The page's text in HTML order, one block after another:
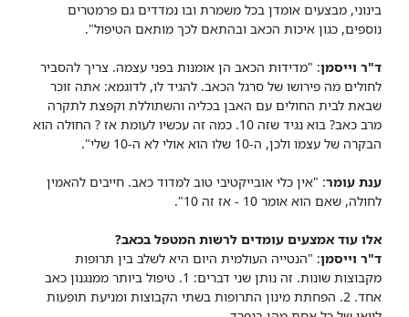
בינוני, מבצעים אומדן בכל משמרת ובו נמדדים גם פרמטרים
נוספים, כגון איכות הכאב ובהתאם לכך מותאם הטיפול".
ד"ר וייסמן: "מדידות הכאב הן אומנות בפני עצמה. צריך להסביר
לחולים מה פירושו של סרגל הכאב. להגיד לו, לדוגמא: אתה זוכר
שבאת לבית החולים עם האבן בכליה והשתוללת וקפצת לתקרה
מרב כאב? בוא נגיד שזה 10. כמה זה עכשיו לעומת אז ? החולה הוא
הבקרה של עצמו ולכן, ה-10 שלו הוא אולי לא ה-10 שלי".
ענת עומר: "אין כלי אובייקטיבי טוב למדוד כאב. חייבים להאמין
לחולה, שאם הוא אומר 10 - אז זה 10".
אלו עוד אמצעים עומדים לרשות המטפל בכאב?
ד"ר וייסמן: "הנטייה העולמית היום היא לשלב בין תרופות
מקבוצות שונות. זה נותן שני דברים: 1. טיפול ביותר ממנגנון כאב
אחד. 2. הפחתת מינון התרופות בשתי הקבוצות ומניעת תופעות